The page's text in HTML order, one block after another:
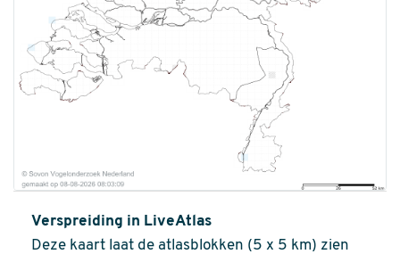
Verspreiding in LiveAtlas
Deze kaart laat de atlasblokken (5 x 5 km) zien